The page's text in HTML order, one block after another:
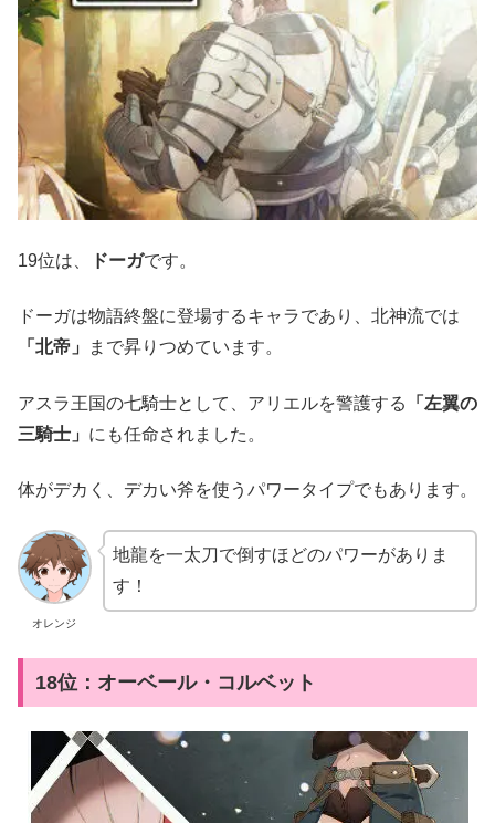
19位は、 ドーガです。
ドーガは物語終盤に登場するキャラであり、北神流では
「北帝」
まで昇りつめています。
アスラ王国の七騎士として、アリエルを警護する
「左翼の
三騎士」 にも任命されました。
体がデカく、デカい斧を使うパワータイプでもあります。
オレンジ
地龍を一太刀で倒すほどのパワーがありま
す！
18位：オーベール・コルベット